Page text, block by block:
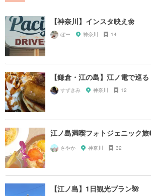
【神奈川】インスタ映え🌼
ぼー 神奈川 14
【鎌倉・江の島】江ノ電で巡
すずきみ 神奈川 12
江ノ島満喫フォトジェニック旅
さやか 神奈川 32
【江ノ島】1日観光プラン🌺